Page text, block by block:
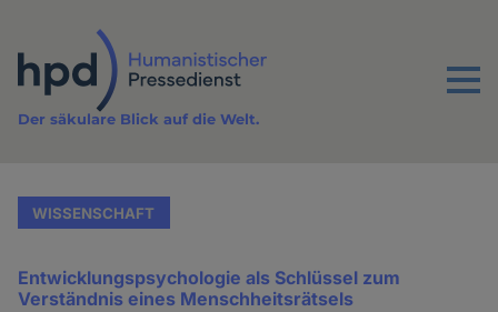
Inhalt
Menu
Der säkulare Blick auf die Welt.
WISSENSCHAFT
Entwicklungspsychologie als Schlüssel zum
Verständnis eines Menschheitsrätsels